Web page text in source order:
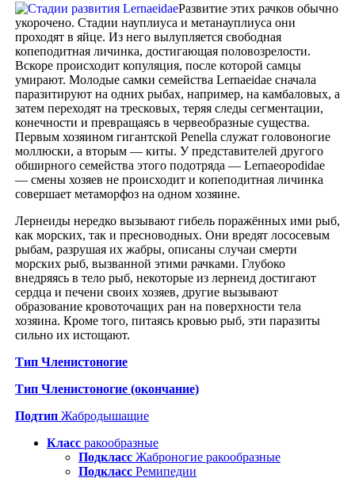
Развитие этих рачков обычно
укорочено. Стадии науплиуса и метанауплиуса они
проходят в яйце. Из него вылупляется свободная
копеподитная личинка, достигающая половозрелости.
Вскоре происходит копуляция, после которой самцы
умирают. Молодые самки семейства Lernaeidae сначала
паразитируют на одних рыбах, например, на камбаловых, а
затем переходят на тресковых, теряя следы сегментации,
конечности и превращаясь в червеобразные существа.
Первым хозяином гигантской Penella служат головоногие
моллюски, а вторым — киты. У представителей другого
обширного семейства этого подотряда — Lernaeopodidae
— смены хозяев не происходит и копеподитная личинка
совершает метаморфоз на одном хозяине.
Лернеиды нередко вызывают гибель поражённых ими рыб,
как морских, так и пресноводных. Они вредят лососевым
рыбам, разрушая их жабры, описаны случаи смерти
морских рыб, вызванной этими рачками. Глубоко
внедряясь в тело рыб, некоторые из лернеид достигают
сердца и печени своих хозяев, другие вызывают
образование кровоточащих ран на поверхности тела
хозяина. Кроме того, питаясь кровью рыб, эти паразиты
сильно их истощают.
Тип Членистоногие
Тип Членистоногие (окончание)
Подтип Жабродышащие
Класс ракообразные
Подкласс Жаброногие ракообразные
Подкласс Ремипедии